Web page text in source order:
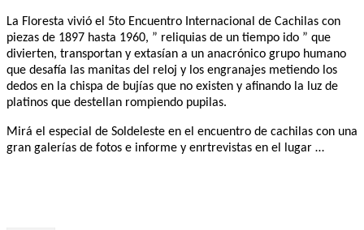
La Floresta vivió el 5to Encuentro Internacional de Cachilas con
piezas de 1897 hasta 1960, ” reliquias de un tiempo ido ” que
divierten, transportan y extasían a un anacrónico grupo humano
que desafía las manitas del reloj y los engranajes metiendo los
dedos en la chispa de bujías que no existen y afinando la luz de
platinos que destellan rompiendo pupilas.
Mirá el especial de Soldeleste en el encuentro de cachilas con una
gran galerías de fotos e informe y enrtrevistas en el lugar …